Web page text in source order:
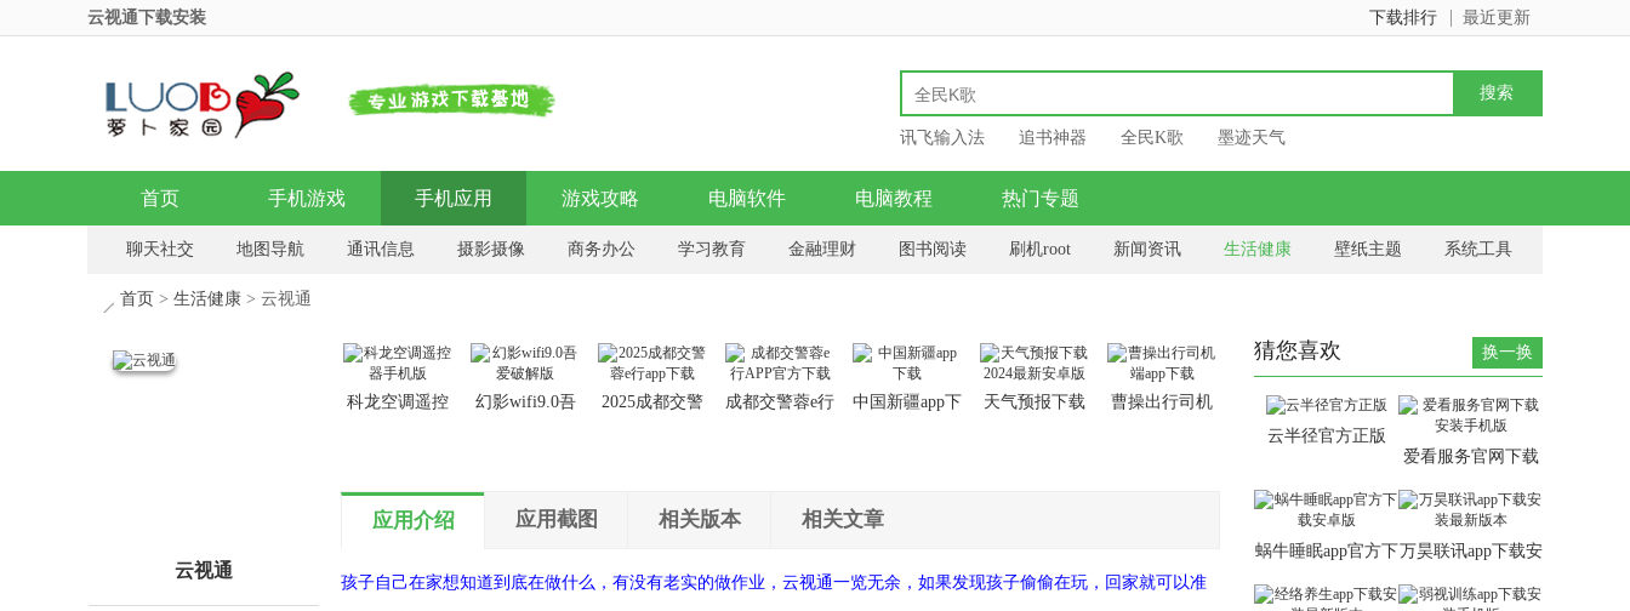
云视通下载安装 最近更新
下载排行
讯飞输入法 追书神器 全民K歌 墨迹天气
首页 手机游戏 手机应用 游戏攻略 电脑软件 电脑教程 热门专题
聊天社交 地图导航 通讯信息 摄影摄像 商务办公 学习教育 金融理财 图书阅读 刷机root 新闻资讯 生活健康 壁纸主题 系统工具
影音播放 安全加密
首页 > 生活健康 > 云视通
云视通
科龙空调遥控
幻影wifi9.0吾
2025成都交警
成都交警蓉e行
中国新疆app下
天气预报下载
曹操出行司机
应用介绍 应用截图 相关版本 相关文章
孩子自己在家想知道到底在做什么，有没有老实的做作业，云视通一览无余，如果发现孩子偷偷在玩，回家就可以准
猜您喜欢 换一换
云半径官方正版
爱看服务官网下载
蜗牛睡眠app官方下万昊联讯app下载安